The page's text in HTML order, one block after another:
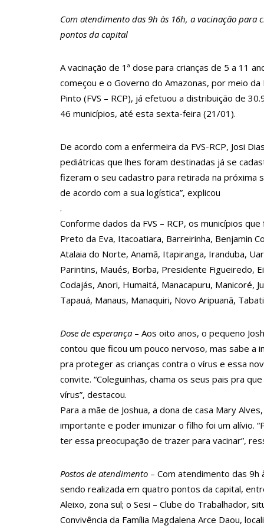
Campanha intensifica combate à violência sexual
11:04Sine Manaus oferta 167 vagas de emprego nesta
10:49Wilson Lima anuncia implantação de centro
Dia Mundial da Hipertensão: SES-AM orienta
13:14Boi Caprichoso lança vídeos gravados pelos
13:07Greve de ônibus é suspensa a pedido do prefeito
12:55
PIB do Japão registra crescimento pela primeira
12:37Agenor Tupinambá fala sobre namoro com Lucas:
Influenciadora e ex são encontrados mortos em
14:56Vídeo: Reação de Ana Clara após não pegar
14:52Procon-AM orienta população que Lei do Troco é
11:59
Empresário ‘Passarão’, dono do porto Chibatão,
Petrobras anuncia nova política de preços de
11:36Acusado de divulgar fotos de corpo de Marília
11:28Casal é surpreendido com gravidez de sêxtuplos e
UEA e Sejusc lançam cursos de capacitação para
11:09 Bruna Biancardi ganha mimo de R$ 820 de
14:30Wilson Lima entrega Caimi Ada Rodrigues Viana
Confira quais bairros de Manaus ficarão sem
Motoristas de aplicativo entram em greve em todo
14:10Após matar colegas, policial grava vídeo: “Te vejo
13:52Jovem sofre queimaduras de 1º grau no rosto
Com atendimento das 9h às 16h, a vacinação para
pontos da capital
A vacinação de 1ª dose para crianças de 5 a 11
começou e o Governo do Amazonas, por meio da
Pinto (FVS – RCP), já efetuou a distribuição de
46 municípios, até esta sexta-feira (21/01).
De acordo com a enfermeira da FVS-RCP, Josi
pediátricas que lhes foram destinadas já se
fizeram o seu cadastro para retirada na próxima
de acordo com a sua logística”, explicou
.
Conforme dados da FVS – RCP, os municípios
Preto da Eva, Itacoatiara, Barreirinha, Benjamin
Atalaia do Norte, Anamã, Itapiranga, Iranduba,
Parintins, Maués, Borba, Presidente Figueiredo,
Codajás, Anori, Humaitá, Manacapuru, Manicoré,
Tapauá, Manaus, Manaquiri, Novo Aripuanã,
Dose de esperança – Aos oito anos, o pequeno
contou que ficou um pouco nervoso, mas sabe a
pra proteger as crianças contra o vírus e essa
convite. “Coleguinhas, chama os seus pais pra
vírus”, destacou.
Para a mãe de Joshua, a dona de casa Mary
importante e poder imunizar o filho foi um alívio.
ter essa preocupação de trazer para vacinar”,
Postos de atendimento – Com atendimento das 9h
sendo realizada em quatro pontos da capital,
Aleixo, zona sul; o Sesi – Clube do Trabalhador,
Convivência da Família Magdalena Arce Daou,